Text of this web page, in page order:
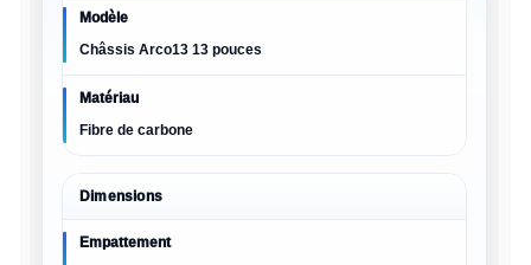
Modèle
Châssis Arco13 13 pouces
Matériau
Fibre de carbone
Dimensions
Empattement